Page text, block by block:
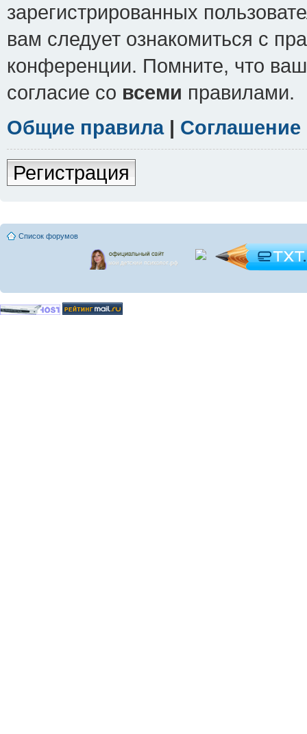
зарегистрированных
вам следует ознакомиться с
конференции. Помните, что
согласие со всеми правилами.
Общие правила|
Регистрация
Список форумов